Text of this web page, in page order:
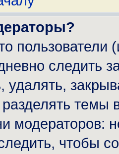
пользователи
следить
удалять,
темы
модераторов:
чтобы